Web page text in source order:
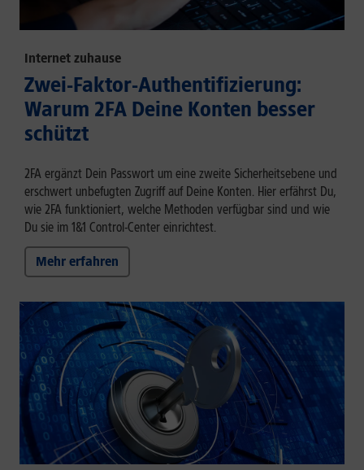
Internet zuhause
Zwei-Faktor-Authentifizierung:
Warum 2FA Deine Konten besser
schützt
2FA ergänzt Dein Passwort um eine zweite Sicherheitsebene und
erschwert unbefugten Zugriff auf Deine Konten. Hier erfährst Du,
wie 2FA funktioniert, welche Methoden verfügbar sind und wie
Du sie im 1&1 Control-Center einrichtest.
Mehr erfahren